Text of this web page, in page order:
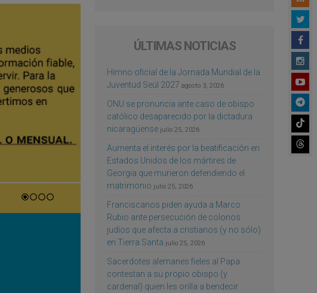
ÚLTIMAS NOTICIAS
Himno oficial de la Jornada Mundial de la
Juventud Seúl 2027 agosto 3, 2026
ONU se pronuncia ante caso de obispo
católico desaparecido por la dictadura
nicaragüense julio 25, 2026
Aumenta el interés por la beatificación en
Estados Unidos de los mártires de
Georgia que murieron defendiendo el
matrimonio julio 25, 2026
Franciscanos piden ayuda a Marco
Rubio ante persecución de colonos
judíos que afecta a cristianos (y no sólo)
en Tierra Santa julio 25, 2026
Sacerdotes alemanes fieles al Papa
contestan a su propio obispo (y
cardenal) quien les orilla a bendecir